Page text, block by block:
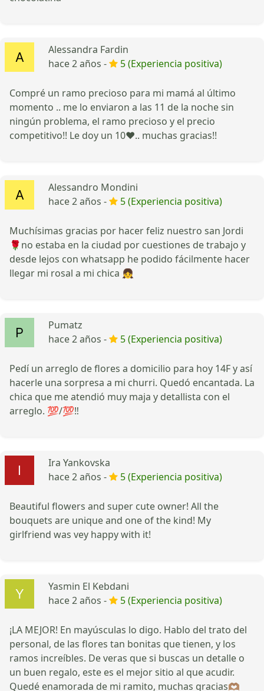
Alessandra Fardin
hace 2 años -
5 (Experiencia positiva)
Compré un ramo precioso para mi mamá al último
momento .. me lo enviaron a las 11 de la noche sin
ningún problema, el ramo precioso y el precio
competitivo!! Le doy un 10❤️.. muchas gracias!!
Alessandro Mondini
hace 2 años -
5 (Experiencia positiva)
Muchísimas gracias por hacer feliz nuestro san Jordi
🌹no estaba en la ciudad por cuestiones de trabajo y
desde lejos con whatsapp he podido fácilmente hacer
llegar mi rosal a mi chica 👧
Pumatz
hace 2 años -
5 (Experiencia positiva)
Pedí un arreglo de flores a domicilio para hoy 14F y así
hacerle una sorpresa a mi churri. Quedó encantada. La
chica que me atendió muy maja y detallista con el
arreglo. 💯/💯‼️
Ira Yankovska
hace 2 años -
5 (Experiencia positiva)
Beautiful flowers and super cute owner! All the
bouquets are unique and one of the kind! My
girlfriend was vey happy with it!
Yasmin El Kebdani
hace 2 años -
5 (Experiencia positiva)
¡LA MEJOR! En mayúsculas lo digo. Hablo del trato del
personal, de las flores tan bonitas que tienen, y los
ramos increíbles. De veras que si buscas un detalle o
un buen regalo, este es el mejor sitio al que acudir.
Quedé enamorada de mi ramito, muchas gracias🫶🏽